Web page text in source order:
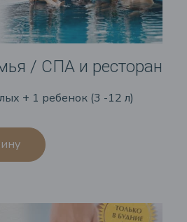
/ СПА и ресторан
+ 1 ребенок (3 -12 л)